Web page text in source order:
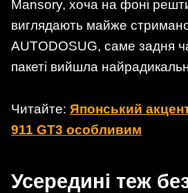
Mansory, хоча на фоні
виглядають майже
AUTODOSUG, саме задня
пакеті вийшла
Читайте: Японський
911 GT3 особливим
Усередині теж